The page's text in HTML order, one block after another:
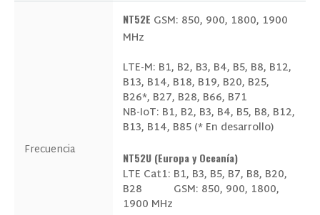
Frecuencia
NT52E GSM: 850, 900, 1800, 1900
MHz
LTE-M: B1, B2, B3, B4, B5, B8, B12,
B13, B14, B18, B19, B20, B25,
B26*, B27, B28, B66, B71
NB-IoT: B1, B2, B3, B4, B5, B8, B12,
B13, B14, B85 (* En desarrollo)
NT52U (Europa y Oceanía)
LTE Cat1: B1, B3, B5, B7, B8, B20,
B28
GSM: 850, 900, 1800,
1900 MHz
Productos de interés